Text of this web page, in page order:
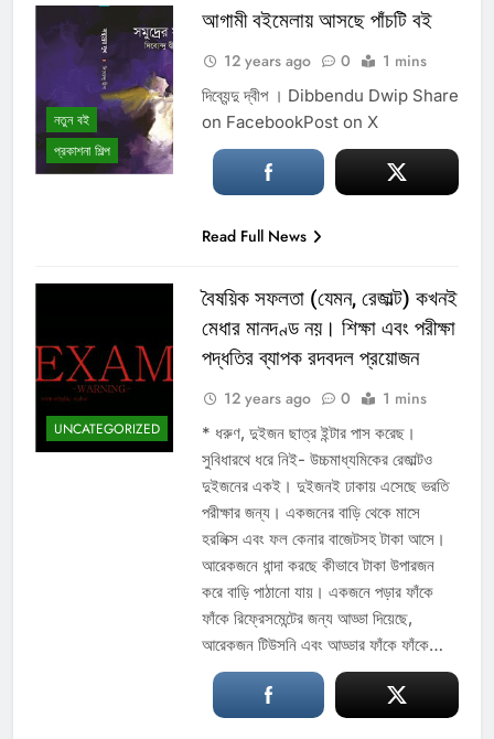
নতুন বই
প্রকাশনা শিল্প
আগামী বইমেলায় আসছে পাঁচটি বই
12 years ago 0 1 mins
দিব্যেন্দু দ্বীপ । Dibbendu Dwip Share
on FacebookPost on X
Read Full News
UNCATEGORIZED
বৈষয়িক সফলতা (যেমন, রেজাল্ট) কখনই
মেধার মানদণ্ড নয়। শিক্ষা এবং পরীক্ষা
পদ্ধতির ব্যাপক রদবদল প্রয়োজন
12 years ago 0 1 mins
* ধরুণ, দুইজন ছাত্র ইন্টার পাস করেছ।
সুবিধারথে ধরে নিই- উচ্চমাধ্যমিকের রেজাল্টও
দুইজনের একই। দুইজনই ঢাকায় এসেছে ভরতি
পরীক্ষার জন্য। একজনের বাড়ি থেকে মাসে
হরলিক্স এবং ফল কেনার বাজেটসহ টাকা আসে।
আরেকজনে ধান্দা করছে কীভাবে টাকা উপারজন
করে বাড়ি পাঠানো যায়। একজনে পড়ার ফাঁকে
ফাঁকে রিফ্রেসমেন্টের জন্য আড্ডা দিয়েছে,
আরেকজন টিউসনি এবং আড্ডার ফাঁকে ফাঁকে…